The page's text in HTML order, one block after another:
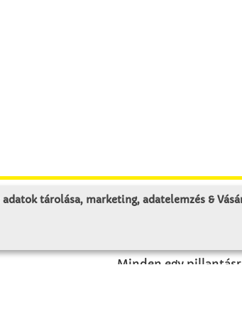
Minden egy
adatok tárolása, marketing, adatelemzés &